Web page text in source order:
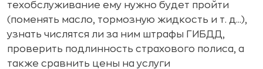
техобслуживание ему нужно будет пройти
(поменять масло, тормозную жидкость и т. д...),
узнать числятся ли за ним штрафы ГИБДД,
проверить подлинность страхового полиса, а
также сравнить цены на услуги